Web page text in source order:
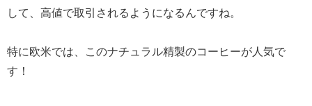
して、高値で取引されるようになるんですね。
特に欧米では、このナチュラル精製のコーヒーが人気で
す！